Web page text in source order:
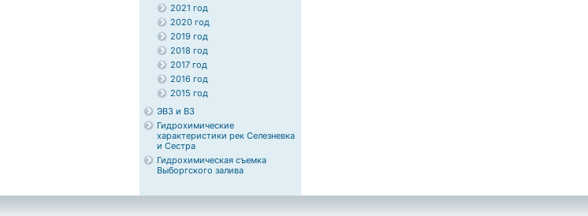
2021 год
2020 год
2019 год
2018 год
2017 год
2016 год
2015 год
ЭВЗ и ВЗ
Гидрохимические
характеристики рек Селезневка
и Сестра
Гидрохимическая съемка
Выборгского залива